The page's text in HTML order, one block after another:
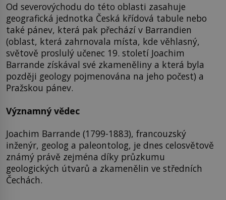
Od severovýchodu do této oblasti zasahuje
geografická jednotka Česká křídová tabule nebo
také pánev, která pak přechází v Barrandien
(oblast, která zahrnovala místa, kde věhlasný,
světově proslulý učenec 19. století Joachim
Barrande získával své zkameněliny a která byla
později geology pojmenována na jeho počest) a
Pražskou pánev.
Významný vědec
Joachim Barrande (1799-1883), francouzský
inženýr, geolog a paleontolog, je dnes celosvětově
známý právě zejména díky průzkumu
geologických útvarů a zkamenělin ve středních
Čechách.